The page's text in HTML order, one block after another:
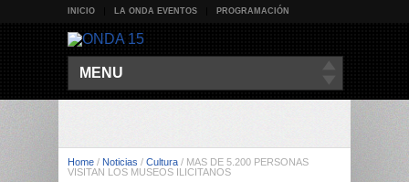
INICIO LA ONDA EVENTOS PROGRAMACIÓN
MENU
Home / Noticias / Cultura / MÁS DE 5.200 PERSONAS
VISITAN LOS MUSEOS ILICITANOS